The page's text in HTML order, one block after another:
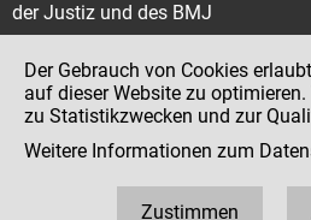
der Justiz und des BMJ
Impressum
Datenschutz
Der Gebrauch von Cookies
auf dieser Website zu
zu Statistikzwecken und zur
Weitere Informationen zum
Zustimmen